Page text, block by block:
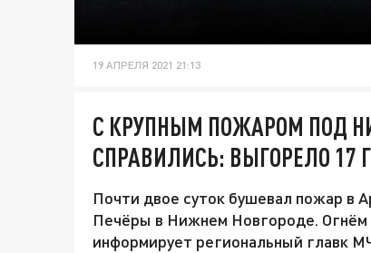
19 АПРЕЛЯ 2021 21:13
С КРУПНЫМ ПОЖАРОМ ПОД
СПРАВИЛИСЬ: ВЫГОРЕЛО 17
Почти двое суток бушевал пожар в
Печёры в Нижнем Новгороде. Огнём
информирует региональный главк